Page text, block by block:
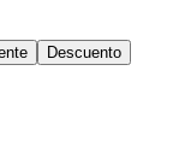
Descuento